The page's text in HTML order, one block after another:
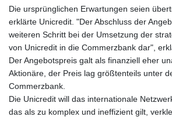
Die ursprünglichen Erwartungen seien
erklärte Unicredit. "Der Abschluss der
weiteren Schritt bei der Umsetzung der
von Unicredit in die Commerzbank dar",
Der Angebotspreis galt als finanziell eher
Aktionäre, der Preis lag größtenteils unter
Commerzbank.
Die Unicredit will das internationale
das als zu komplex und ineffizient gilt,